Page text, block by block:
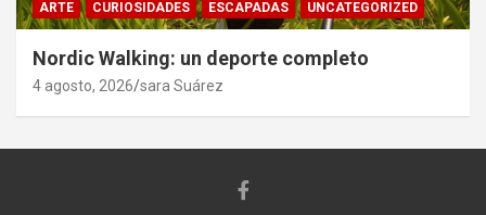
ARTE CURIOSIDADES ESCAPADAS UNCATEGORIZED
Nordic Walking: un deporte completo
4 agosto, 2026 sara Suárez